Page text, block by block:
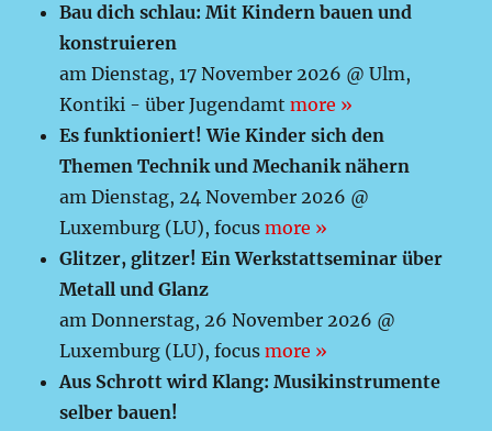
Bau dich schlau: Mit Kindern bauen und
konstruieren
am Dienstag, 17 November 2026 @ Ulm,
Kontiki - über Jugendamtmore »
Es funktioniert! Wie Kinder sich den
Themen Technik und Mechanik nähern
am Dienstag, 24 November 2026 @
Luxemburg (LU), focusmore »
Glitzer, glitzer! Ein Werkstattseminar über
Metall und Glanz
am Donnerstag, 26 November 2026 @
Luxemburg (LU), focusmore »
Aus Schrott wird Klang: Musikinstrumente
selber bauen!